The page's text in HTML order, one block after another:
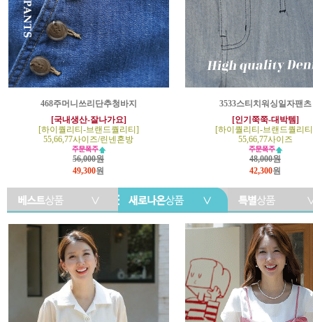
468주머니쓰리단추청바지
[국내생산-잘나가요]
[하이퀄리티-브랜드퀄리티]
55,66,77사이즈/린넨혼방
56,000원
49,300원
3533스티치워싱일자팬츠
[인기쭉쭉-대박템]
[하이퀄리티-브랜드퀄리
55,66,77사이즈
48,000원
42,300원